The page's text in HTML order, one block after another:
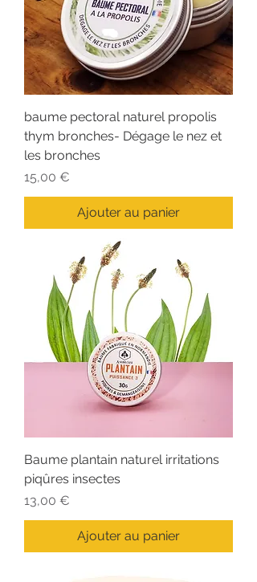
baume pectoral naturel propolis
thym bronches- Dégage le nez et
les bronches
Prix
15,00 €
Ajouter au panier
Baume plantain naturel irritations
piqûres insectes
Prix
13,00 €
Ajouter au panier